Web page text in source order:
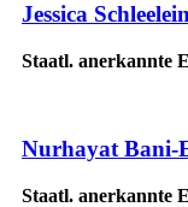
Jessica
Staatl. anerkannte
Nurhayat Bani-
Staatl. anerkannte